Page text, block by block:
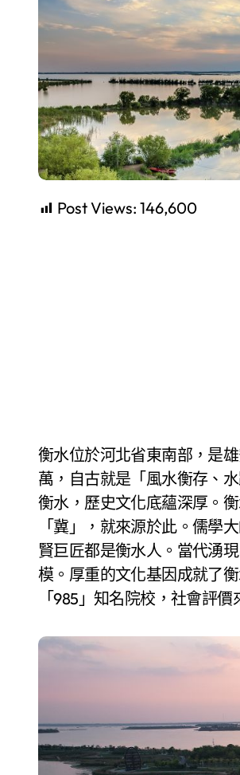
Post Views: 146,600
衡水位於河北省東南部，是雄安新區正南方向第一個設區市，總面積8836平方公里，人口421
萬，自古就是「風水衡存、
衡水，歷史文化底蘊深厚。
「冀」，就來源於此。儒學
賢巨匠都是衡水人。當代湧
模。厚重的文化基因成就了
「985」知名院校，社會評